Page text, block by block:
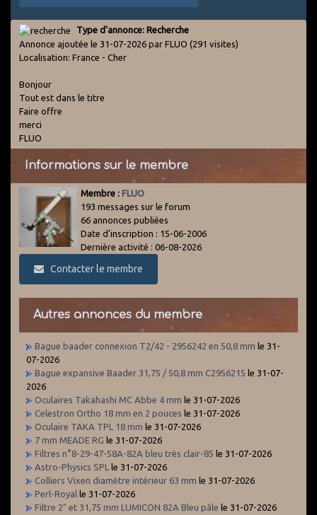
Type d'annonce: Recherche
Annonce ajoutée le 31-07-2026 par FLUO (291 visites)
Localisation: France - Cher
Bonjour
Tout est dans le titre
Faire offre
merci
FLUO
Informations sur le membre
Membre : FLUO
193 messages sur le forum
66 annonces publiées
Date d'inscription : 15-06-2006
Dernière activité : 06-08-2026
Contacter le membre
Autres annonces du membre
Bague baader connexion T2/42 - 2956242 en 50,8 mm le 31-
07-2026
Bague expansive Baader 31,75 / 50,8 mm C2956215 le 31-07-
2026
Oculaires Takahashi MC Abbe 4 mm le 31-07-2026
Celestron Ortho 18 mm en 2 pouces le 31-07-2026
Oculaire TAKA TPL 18 mm le 31-07-2026
7 mm MEADE RG le 31-07-2026
Filtres n°8-29-47-58A-82A bleu très clair-85 le 31-07-2026
Astro-Physics SPL
le 31-07-2026
Colliers Vixen diamètre intérieur 63 mm le 31-07-2026
Perl-Royal le 31-07-2026
Filtre 2" et 31,75 mm LUMICON 82A Bleu pâle le 31-07-2026